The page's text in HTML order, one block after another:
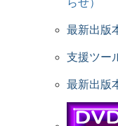
らせ）
最新出版
支援ツー
最新出版